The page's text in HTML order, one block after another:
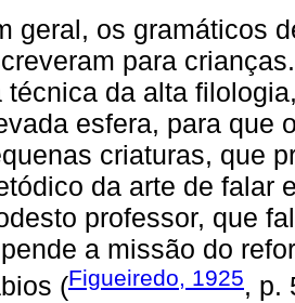
geral, os gramáticos
para
técnica da alta
esfera, para que
criaturas, que
da arte de falar
professor, que
a missão do
(Figueiredo, 1925, p.